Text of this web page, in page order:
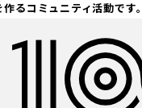
るコミュニティ活動です。